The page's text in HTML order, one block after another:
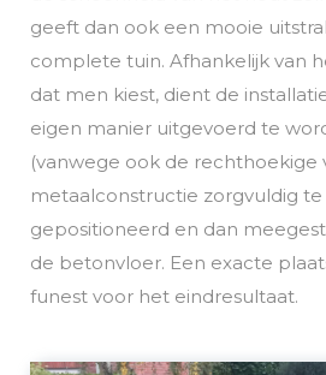
geeft dan ook een mooie
complete tuin. Afhankelijk van
dat men kiest, dient de
eigen manier uitgevoerd te
(vanwege ook de rechthoekige
metaalconstructie zorgvuldig
gepositioneerd en dan
de betonvloer. Een exacte
funest voor het eindresultaat.